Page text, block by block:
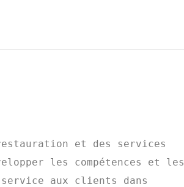
et des services
les compétences et les
aux clients dans